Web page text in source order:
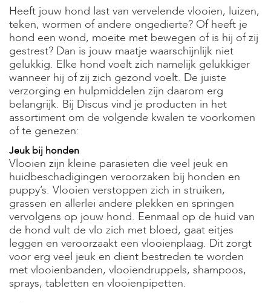
Heeft jouw hond last van vervelende vlooien, luizen,
teken, wormen of andere ongedierte? Of heeft je
hond een wond, moeite met bewegen of is hij of zij
gestrest? Dan is jouw maatje waarschijnlijk niet
gelukkig. Elke hond voelt zich namelijk gelukkiger
wanneer hij of zij zich gezond voelt. De juiste
verzorging en hulpmiddelen zijn daarom erg
belangrijk. Bij Discus vind je producten in het
assortiment om de volgende kwalen te voorkomen
of te genezen:
Jeuk bij honden
Vlooien zijn kleine parasieten die veel jeuk en
huidbeschadigingen veroorzaken bij honden en
puppy’s. Vlooien verstoppen zich in struiken,
grassen en allerlei andere plekken en springen
vervolgens op jouw hond. Eenmaal op de huid van
de hond vult de vlo zich met bloed, gaat eitjes
leggen en veroorzaakt een vlooienplaag. Dit zorgt
voor erg veel jeuk en dient bestreden te worden
met vlooienbanden, vlooiendruppels, shampoos,
sprays, tabletten en vlooienpipetten.